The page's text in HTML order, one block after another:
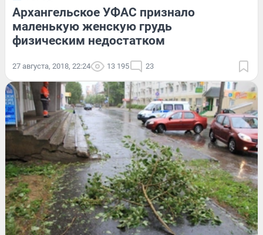
Архангельское УФАС признало
маленькую женскую грудь
физическим недостатком
27 августа, 2018, 22:24 13 195 23